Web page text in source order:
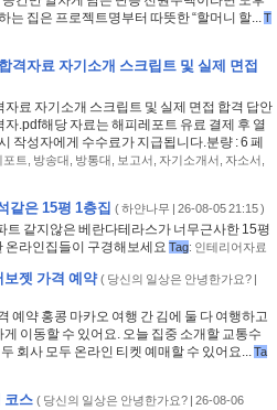
는 집은 프로젝트명부터 따뜻한 “할머니 할...T
격자료 자기소개 스크립트 및 실제 면접
료 자기소개 스크립트 및 실제 면접 합격 답안
.pdf해당 자료는 해피레포트 유료 결제 후 열
작성자에게 수수료가 지급됩니다.분량 : 6 페
포트 방송대 방통대 보고서 자기소개서 자소서
같은 15평 1층집 (하얀나무 | 26-08-05 21:15 )
트 같지않은 베란다테라스가 너무근사한 15평
온라인집들이 구경해보세요 Tag: 인테리어자료
젯 가격 예약 ( 당신의 일상은 안녕한가요?|
예약 홍콩 마카오 여행 간 김에 둘 다 여행하고
이동할 수 있어요. 오늘 집중 소개할 교통수
회사 모두 온라인 티켓 예매할 수 있어요...Ta
코스 ( 당신의 일상은 안녕한가요?| 26-08-06